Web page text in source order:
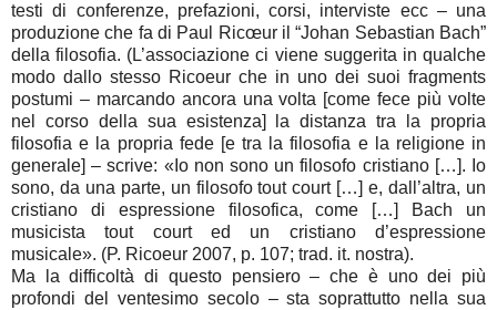
testi di conferenze, prefazioni, corsi, interviste ecc – una
produzione che fa di Paul Ricœur il “Johan Sebastian Bach”
della filosofia. (L’associazione ci viene suggerita in qualche
modo dallo stesso Ricoeur che in uno dei suoi fragments
postumi – marcando ancora una volta [come fece più volte
nel corso della sua esistenza] la distanza tra la propria
filosofia e la propria fede [e tra la filosofia e la religione in
generale] – scrive: «Io non sono un filosofo cristiano […]. Io
sono, da una parte, un filosofo tout court […] e, dall’altra, un
cristiano di espressione filosofica, come […] Bach un
musicista tout court ed un cristiano d’espressione
musicale». (P. Ricoeur 2007, p. 107; trad. it. nostra).
Ma la difficoltà di questo pensiero – che è uno dei più
profondi del ventesimo secolo – sta soprattutto nella sua